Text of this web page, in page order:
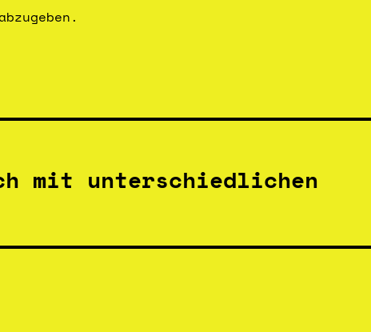
mit unterschiedlichen